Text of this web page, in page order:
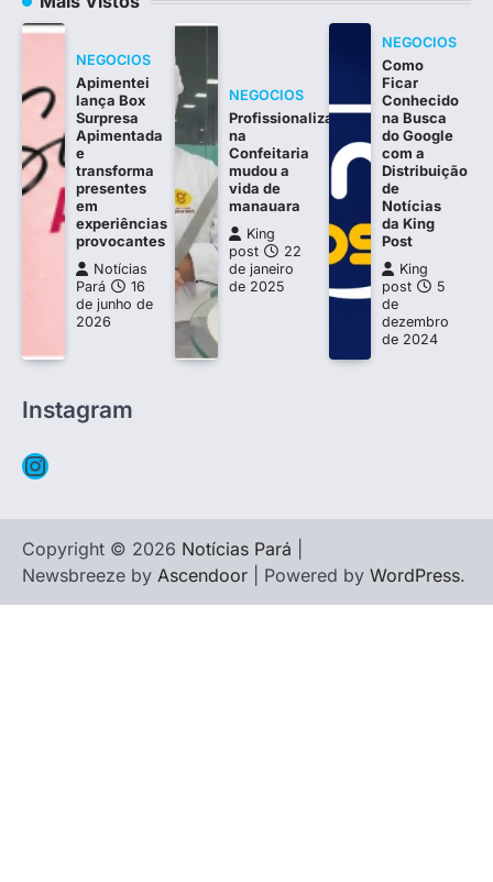
NEGOCIOS
Apimentei
lança Box
Surpresa
Apimentada
e
transforma
presentes
em
experiências
provocantes
Notícias
Pará
16
de junho de
2026
NEGOCIOS
Profissionalização
na
Confeitaria
mudou a
vida de
manauara
King
post
22
de janeiro
de 2025
NEGOCIOS
Como
Ficar
Conhecido
na Busca
do Google
com a
Distribuição
de
Notícias
da King
Post
King
post
5
de
dezembro
de 2024
Instagram
Instagram
Copyright © 2026 Notícias Pará
Newsbreeze by Ascendoor | Powered by WordPress.